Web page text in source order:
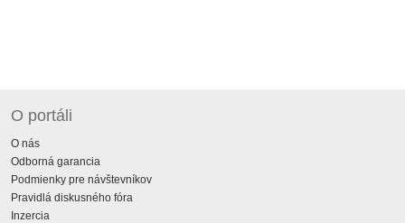
O portáli
O nás
Odborná garancia
Podmienky pre návštevníkov
Pravidlá diskusného fóra
Inzercia